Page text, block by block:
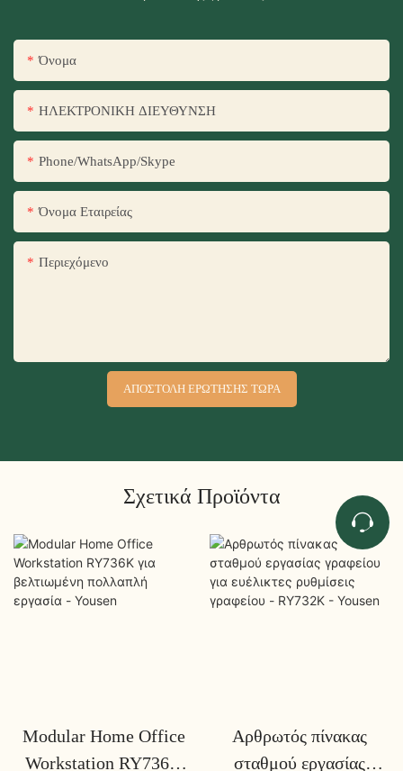
Όνομα
ΗΛΕΚΤΡΟΝΙΚΗ ΔΙΕΥΘΥΝΣΗ
Phone/WhatsApp/Skype
Όνομα Εταιρείας
Περιεχόμενο
ΑΠΟΣΤΟΛΉ ΕΡΏΤΗΣΗΣ ΤΏΡΑ
Σχετικά Προϊόντα
Modular Home Office
Workstation RY736K
Αρθρωτός πίνακας
σταθμού εργασίας